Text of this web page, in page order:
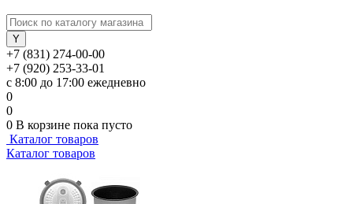
+7 (831) 274-00-00
+7 (920) 253-33-01
с 8:00 до 17:00 ежедневно
0
0
0 В корзине пока пусто
Каталог товаров
Каталог товаров